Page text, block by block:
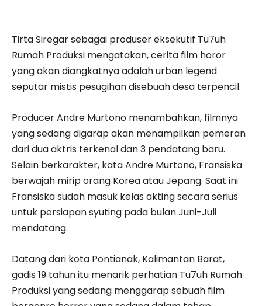
Tirta Siregar sebagai produser eksekutif Tu7uh
Rumah Produksi mengatakan, cerita film horor
yang akan diangkatnya adalah urban legend
seputar mistis pesugihan disebuah desa terpencil.
Producer Andre Murtono menambahkan, filmnya
yang sedang digarap akan menampilkan pemeran
dari dua aktris terkenal dan 3 pendatang baru.
Selain berkarakter, kata Andre Murtono, Fransiska
berwajah mirip orang Korea atau Jepang. Saat ini
Fransiska sudah masuk kelas akting secara serius
untuk persiapan syuting pada bulan Juni-Juli
mendatang.
Datang dari kota Pontianak, Kalimantan Barat,
gadis 19 tahun itu menarik perhatian Tu7uh Rumah
Produksi yang sedang menggarap sebuah film